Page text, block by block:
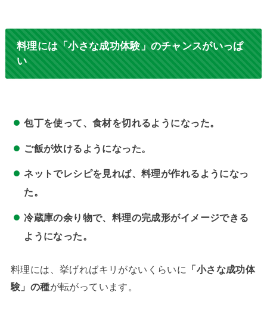
料理には「小さな成功体験」のチャンスがいっぱ
い
包丁を使って、食材を切れるようになった。
ご飯が炊けるようになった。
ネットでレシピを見れば、料理が作れるようになっ
た。
冷蔵庫の余り物で、料理の完成形がイメージできる
ようになった。
料理には、挙げればキリがないくらいに
「小さな成功体
験」の種が転がっています。